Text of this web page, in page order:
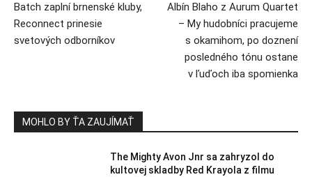
Batch zaplní brnenské kluby,
Reconnect prinesie
svetových odborníkov
Albín Blaho z Aurum Quartet
– My hudobníci pracujeme
s okamihom, po doznení
posledného tónu ostane
v ľuďoch iba spomienka
MOHLO BY ŤA ZAUJÍMAŤ
The Mighty Avon Jnr sa zahryzol do
kultovej skladby Red Krayola z filmu